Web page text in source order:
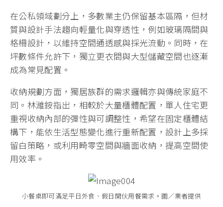
在公私領域劃分上，多數業主仍保留基本區隔，但材
質與設計手法趨向輕量化與穿透性，例如玻璃隔間與
格柵設計，以維持空間通透感與採光流動。同時，在
坪數條件允許下，獨立更衣間與大型儲藏空間也逐漸
成為常見配置。
收納規劃方面，獨居族群的需求邏輯亦與傳統家庭不
同。林濰銨指出，相較於大量櫃體配置，單人住宅更
重視收納內部的彈性與可調整性，希望在固定櫃體結
構下，能依生活型態變化進行重新配置，設計上多採
留白策略，或利用畸零空間與牆面收納，提高空間使
用效率。
小餐桌即可滿足平日外食、假日開伙用餐需求。圖／業者提供